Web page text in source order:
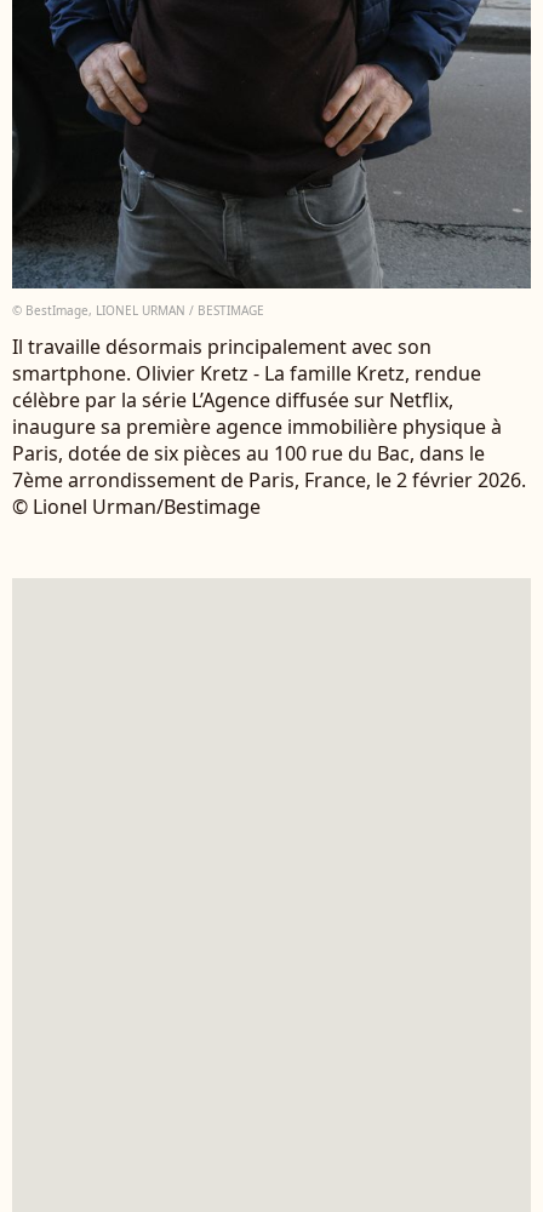
© BestImage, LIONEL URMAN / BESTIMAGE
Il travaille désormais principalement avec son
smartphone. Olivier Kretz - La famille Kretz, rendue
célèbre par la série L’Agence diffusée sur Netflix,
inaugure sa première agence immobilière physique à
Paris, dotée de six pièces au 100 rue du Bac, dans le
7ème arrondissement de Paris, France, le 2 février 2026.
© Lionel Urman/Bestimage